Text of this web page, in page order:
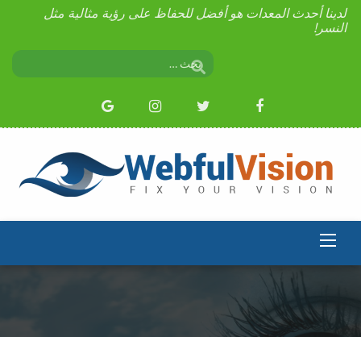
لدينا أحدث المعدات هو أفضل للحفاظ على رؤية مثالية مثل
النسر!